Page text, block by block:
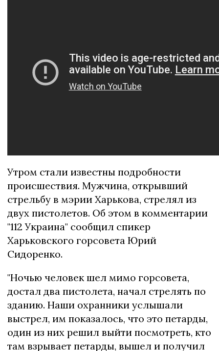
Утром стали известны подробности
происшествия. Мужчина, открывший
стрельбу в мэрии Харькова, стрелял из
двух пистолетов. Об этом в комментарии
"112 Украина" сообщил спикер
Харьковского горсовета Юрий
Сидоренко.
"Ночью человек шел мимо горсовета,
достал два пистолета, начал стрелять по
зданию. Наши охранники услышали
выстрел, им показалось, что это петарды,
один из них решил выйти посмотреть, кто
там взрывает петарды, вышел и получил